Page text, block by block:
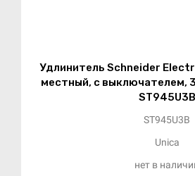
Удлинитель Schneider
местный, с выключателем,
ST945U3B
ST945U3B
Unica
нет в